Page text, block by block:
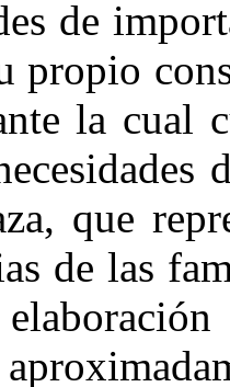
de
propio
la cual
que
de las